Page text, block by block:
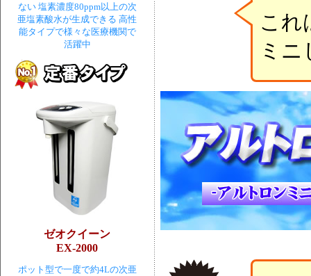
ない 塩素濃度80ppm以上の次
亜塩素酸水が生成できる 高性
能タイプで様々な医療機関で
活躍中
ゼオクイーン
EX-2000
ポット型で一度で約4Lの次亜
これ
ミニ